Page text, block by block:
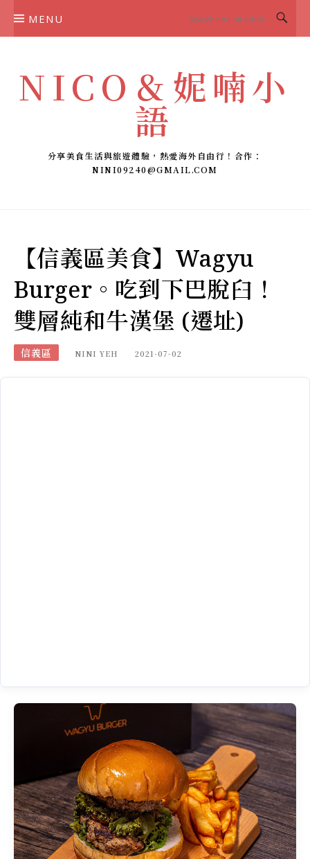
MENU
NICO＆妮喃小
語
分享美食生活與旅遊體驗，熱愛海外自由行！合作：
NINI09240@GMAIL.COM
【信義區美食】Wagyu
Burger。吃到下巴脫臼！
雙層純和牛漢堡 (遷址)
信義區 NINI YEH 2021-07-02